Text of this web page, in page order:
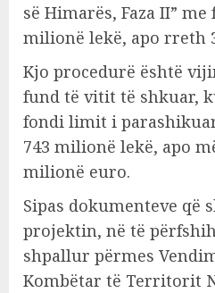
së Himarës, Faza II”
milionë lekë, apo rreth
Kjo procedurë është
fund të vitit të shkuar,
fondi limit i
743 milionë lekë, apo
milionë euro.
Sipas dokumenteve që
projektin, në të
shpallur përmes
Kombëtar të Territorit